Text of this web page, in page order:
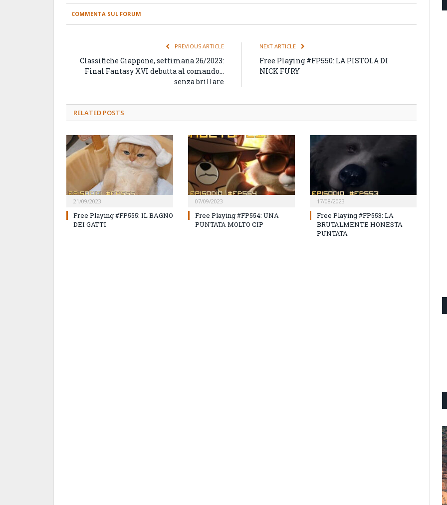
COMMENTA SUL FORUM
PREVIOUS ARTICLE
Classifiche Giappone, settimana 26/2023:
Final Fantasy XVI debutta al comando…
senza brillare
NEXT ARTICLE
Free Playing #FP550: LA PISTOLA DI
NICK FURY
RELATED POSTS
21/09/2023
Free Playing #FP555: IL BAGNO
DEI GATTI
07/09/2023
Free Playing #FP554: UNA
PUNTATA MOLTO CIP
17/08/2023
Free Playing #FP553: LA
BRUTALMENTE HONESTA
PUNTATA